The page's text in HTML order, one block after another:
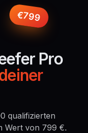
Pro
qualifizierten
Wert von 799 €.
€799